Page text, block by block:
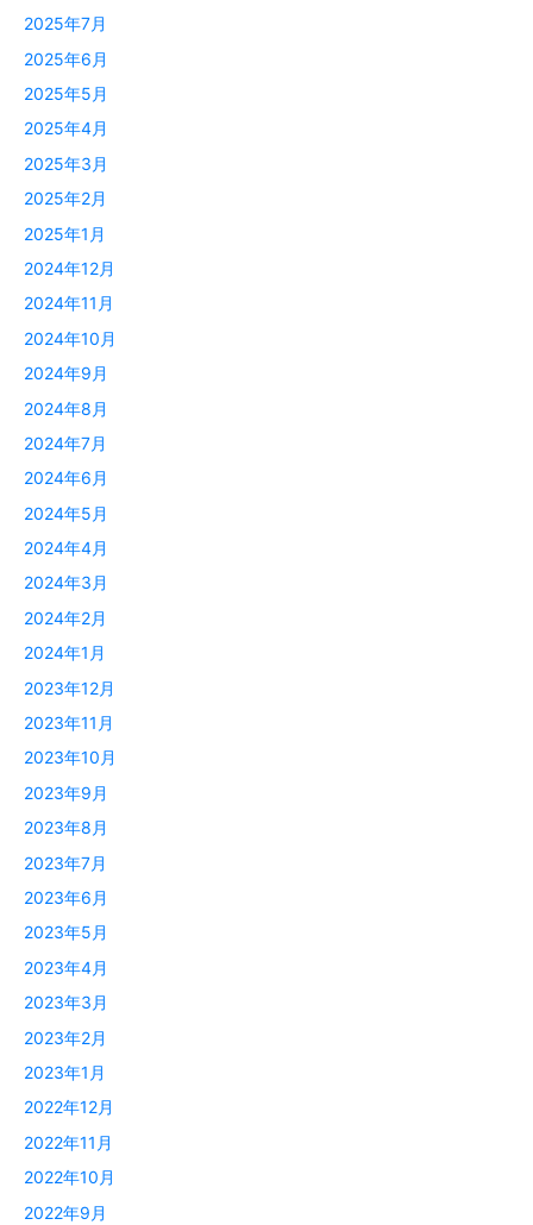
2025年7月
2025年6月
2025年5月
2025年4月
2025年3月
2025年2月
2025年1月
2024年12月
2024年11月
2024年10月
2024年9月
2024年8月
2024年7月
2024年6月
2024年5月
2024年4月
2024年3月
2024年2月
2024年1月
2023年12月
2023年11月
2023年10月
2023年9月
2023年8月
2023年7月
2023年6月
2023年5月
2023年4月
2023年3月
2023年2月
2023年1月
2022年12月
2022年11月
2022年10月
2022年9月